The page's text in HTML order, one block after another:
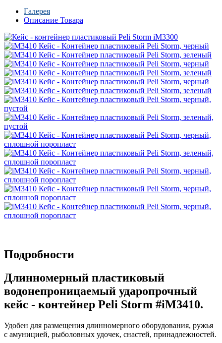
Галерея
Описание Товара
Подробности
Длинномерный пластиковый
водонепроницаемый ударопрочный
кейс - контейнер Peli Storm #iM3410.
Удобен для размещения длинномерного оборудования, ружья
с амуницией, рыболовных удочек, снастей, принадлежностей.